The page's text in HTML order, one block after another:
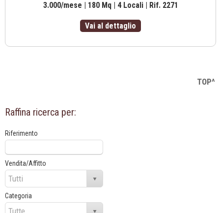
3.000/mese | 180 Mq | 4 Locali | Rif. 2271
Vai al dettaglio
TOP^
Raffina ricerca per:
Riferimento
Vendita/Affitto
Categoria